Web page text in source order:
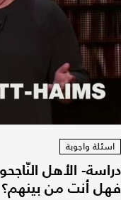
اسئلة واجوبة
دراسة- الأهل
فهل أنت من بينهم؟